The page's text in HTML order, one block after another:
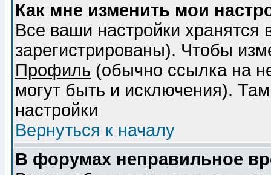
Как мне изменить мои
Все ваши настройки
зарегистрированы). Чтобы
Профиль (обычно ссылка на
могут быть и исключения).
настройки
Вернуться к началу
В форумах неправильное